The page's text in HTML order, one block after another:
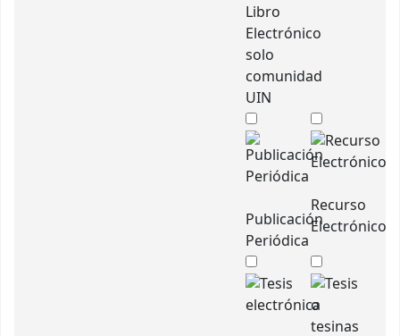
Libro
Electrónico
solo
comunidad
UIN
Publicación
Periódica
Recurso
Electrónico